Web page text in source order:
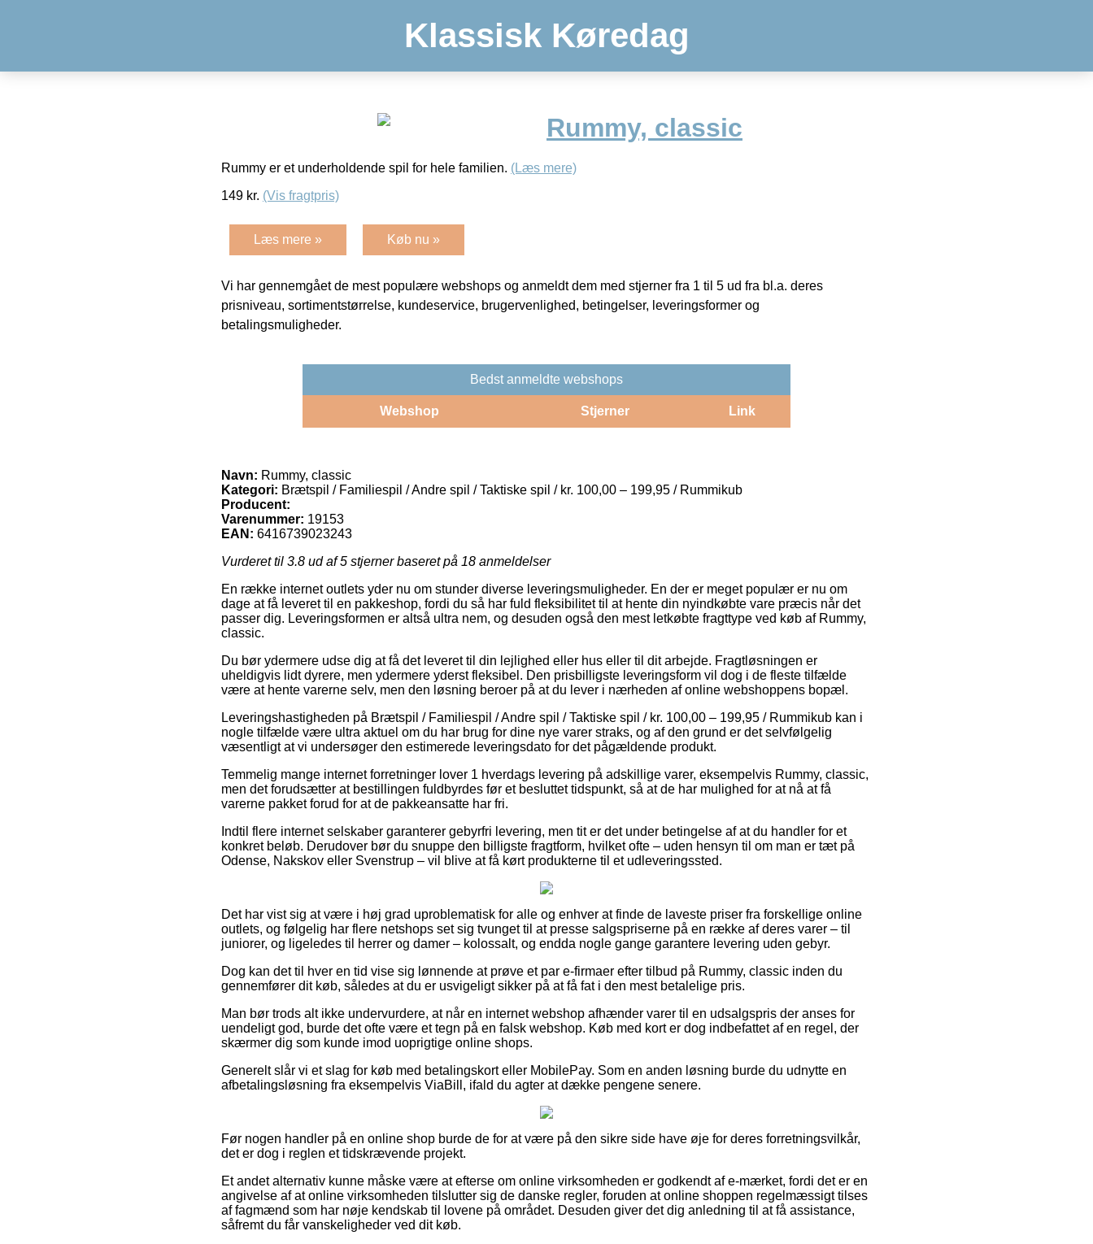
Klassisk Køredag
Rummy, classic
Rummy er et underholdende spil for hele familien. (Læs mere)
149 kr. (Vis fragtpris)
Læs mere » Køb nu »
Vi har gennemgået de mest populære webshops og anmeldt dem med stjerner fra 1 til 5 ud fra bl.a. deres
prisniveau, sortimentstørrelse, kundeservice, brugervenlighed, betingelser, leveringsformer og
betalingsmuligheder.
Bedst anmeldte webshops
Webshop Stjerner Link
Navn: Rummy, classic
Kategori: Brætspil / Familiespil / Andre spil / Taktiske spil / kr. 100,00 – 199,95 / Rummikub
Producent:
Varenummer: 19153
EAN: 6416739023243
Vurderet til 3.8 ud af 5 stjerner baseret på 18 anmeldelser
En række internet outlets yder nu om stunder diverse leveringsmuligheder. En der er meget populær er nu om
dage at få leveret til en pakkeshop, fordi du så har fuld fleksibilitet til at hente din nyindkøbte vare præcis når det
passer dig. Leveringsformen er altså ultra nem, og desuden også den mest letkøbte fragttype ved køb af Rummy,
classic.
Du bør ydermere udse dig at få det leveret til din lejlighed eller hus eller til dit arbejde. Fragtløsningen er
uheldigvis lidt dyrere, men ydermere yderst fleksibel. Den prisbilligste leveringsform vil dog i de fleste tilfælde
være at hente varerne selv, men den løsning beroer på at du lever i nærheden af online webshoppens bopæl.
Leveringshastigheden på Brætspil / Familiespil / Andre spil / Taktiske spil / kr. 100,00 – 199,95 / Rummikub kan i
nogle tilfælde være ultra aktuel om du har brug for dine nye varer straks, og af den grund er det selvfølgelig
væsentligt at vi undersøger den estimerede leveringsdato for det pågældende produkt.
Temmelig mange internet forretninger lover 1 hverdags levering på adskillige varer, eksempelvis Rummy, classic,
men det forudsætter at bestillingen fuldbyrdes før et besluttet tidspunkt, så at de har mulighed for at nå at få
varerne pakket forud for at de pakkeansatte har fri.
Indtil flere internet selskaber garanterer gebyrfri levering, men tit er det under betingelse af at du handler for et
konkret beløb. Derudover bør du snuppe den billigste fragtform, hvilket ofte – uden hensyn til om man er tæt på
Odense, Nakskov eller Svenstrup – vil blive at få kørt produkterne til et udleveringssted.
Det har vist sig at være i høj grad uproblematisk for alle og enhver at finde de laveste priser fra forskellige online
outlets, og følgelig har flere netshops set sig tvunget til at presse salgspriserne på en række af deres varer – til
juniorer, og ligeledes til herrer og damer – kolossalt, og endda nogle gange garantere levering uden gebyr.
Dog kan det til hver en tid vise sig lønnende at prøve et par e-firmaer efter tilbud på Rummy, classic inden du
gennemfører dit køb, således at du er usvigeligt sikker på at få fat i den mest betalelige pris.
Man bør trods alt ikke undervurdere, at når en internet webshop afhænder varer til en udsalgspris der anses for
uendeligt god, burde det ofte være et tegn på en falsk webshop. Køb med kort er dog indbefattet af en regel, der
skærmer dig som kunde imod uoprigtige online shops.
Generelt slår vi et slag for køb med betalingskort eller MobilePay. Som en anden løsning burde du udnytte en
afbetalingsløsning fra eksempelvis ViaBill, ifald du agter at dække pengene senere.
Før nogen handler på en online shop burde de for at være på den sikre side have øje for deres forretningsvilkår,
det er dog i reglen et tidskrævende projekt.
Et andet alternativ kunne måske være at efterse om online virksomheden er godkendt af e-mærket, fordi det er en
angivelse af at online virksomheden tilslutter sig de danske regler, foruden at online shoppen regelmæssigt tilses
af fagmænd som har nøje kendskab til lovene på området. Desuden giver det dig anledning til at få assistance,
såfremt du får vanskeligheder ved dit køb.